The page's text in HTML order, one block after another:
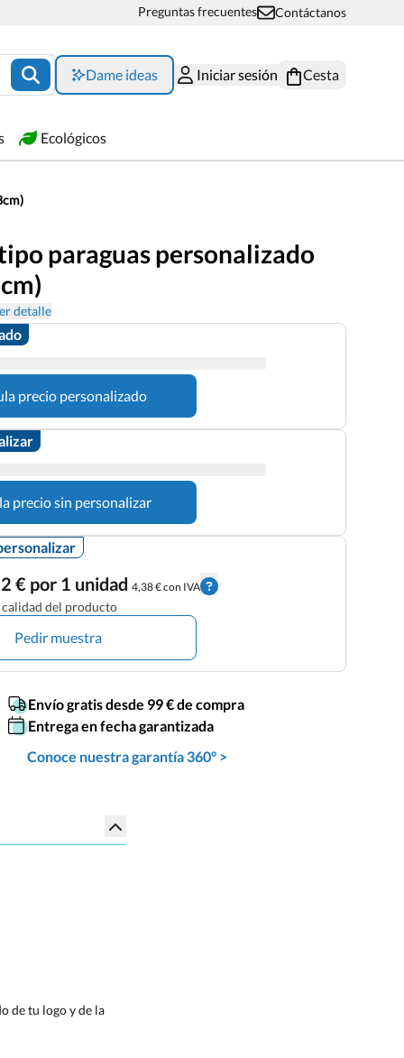
Preguntas frecuentes Contáctanos
Dame ideas Iniciar sesión Cesta
Ecológicos
paraguas personalizado
detalle
precio personalizado
precio sin personalizar
€ por 1 unidad 4,38 € con IVA
del producto
Pedir muestra
Envío gratis desde 99 € de compra
Entrega en fecha garantizada
Conoce nuestra garantía 360° >
de tu logo y de la